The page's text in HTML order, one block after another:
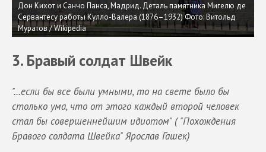
Дон Кихот и Санчо Панса, Мадрид. Деталь памятника Мигелю де
Сервантесу работы Кулло-Валера (1876–1932)Фото: Витольд
Муратов / Wikipedia
3. Бравый солдат Швейк
"...если бы все были умными, то на свете было бы
столько ума, что от этого каждый второй человек
стал бы совершеннейшим идиотом" ( "Похождения
Бравого солдата Швейка" Ярослав Гашек)